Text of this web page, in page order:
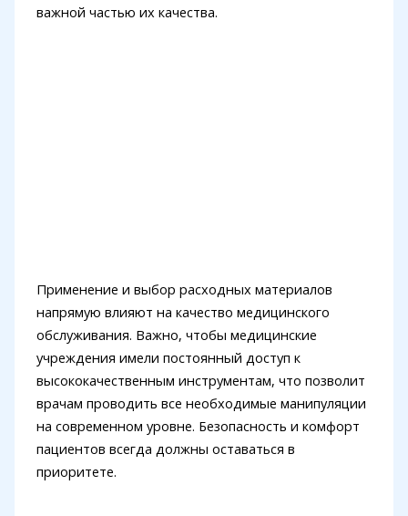
важной частью их качества.
Применение и выбор расходных материалов
напрямую влияют на качество медицинского
обслуживания. Важно, чтобы медицинские
учреждения имели постоянный доступ к
высококачественным инструментам, что позволит
врачам проводить все необходимые манипуляции
на современном уровне. Безопасность и комфорт
пациентов всегда должны оставаться в
приоритете.